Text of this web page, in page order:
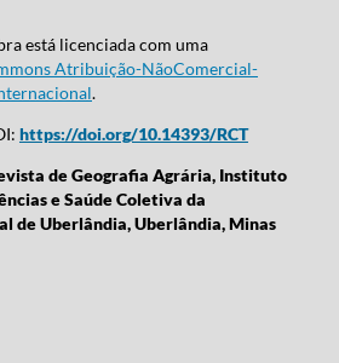
está licenciada com uma
Atribuição-NãoComercial-
.
https://doi.org/10.14393/RCT
de Geografia Agrária, Instituto
e Saúde Coletiva da
de Uberlândia, Uberlândia, Minas